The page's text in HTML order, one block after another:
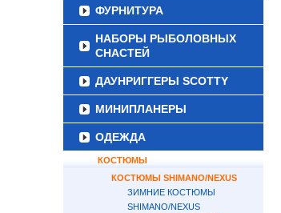
ФУРНИТУРА
НАБОРЫ РЫБОЛОВНЫХ
СНАСТЕЙ
ДАУНРИГГЕРЫ SCOTTY
МИНИПЛАНЕРЫ
ОДЕЖДА
КОСТЮМЫ
КОСТЮМЫ SHIMANO/NEXUS
ЗИМНИЕ КОСТЮМЫ
SHIMANO/NEXUS